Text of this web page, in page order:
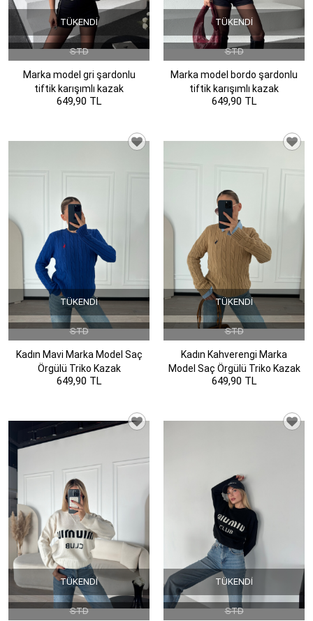
TÜKENDI
STD
Marka model gri şardonlu
tiftik karışımlı kazak
649,90 TL
TÜKENDI
STD
Marka model bordo şardonlu
tiftik karışımlı kazak
649,90 TL
TÜKENDI
STD
Kadın Mavi Marka Model Saç
Örgülü Triko Kazak
649,90 TL
TÜKENDI
STD
Kadın Kahverengi Marka
Model Saç Örgülü Triko Kazak
649,90 TL
TÜKENDI
STD
TÜKENDI
STD